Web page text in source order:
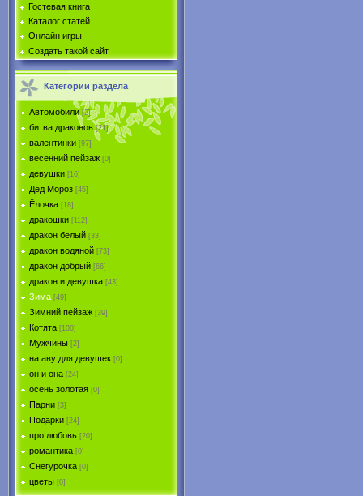
Гостевая книга
Каталог статей
Онлайн игры
Создать такой сайт
Категории раздела
Автомобили [2]
битва драконов [21]
валентинки [97]
весенний пейзаж [0]
девушки [16]
Дед Мороз [45]
Ёлочка [18]
дракошки [112]
дракон белый [33]
дракон водяной [73]
дракон добрый [66]
дракон и девушка [43]
Зима [49]
Зимний пейзаж [39]
Котята [100]
Мужчины [2]
на аву для девушек [0]
он и она [24]
осень золотая [0]
Парни [3]
Подарки [24]
про любовь [20]
романтика [0]
Снегурочка [0]
цветы [0]